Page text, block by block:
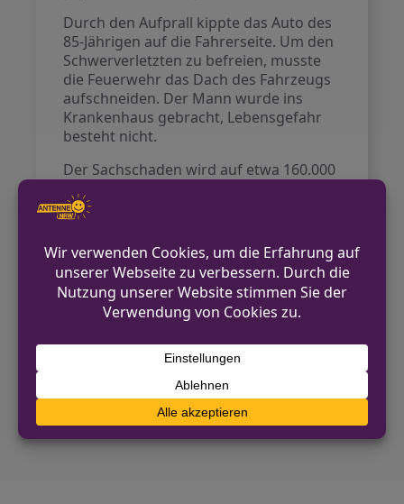
Durch den Aufprall kippte das Auto des
85-Jährigen auf die Fahrerseite. Um den
Schwerverletzten zu befreien, musste
die Feuerwehr das Dach des Fahrzeugs
aufschneiden. Der Mann wurde ins
Krankenhaus gebracht, Lebensgefahr
besteht nicht.
Der Sachschaden wird auf etwa 160.000
Unfallursache sind im Gange.
VORHERIGER BEITRAG
Direktkandidat im Stadtwald
NÄCHSTER BEITRAG
Münster: Landwirte setzen auf gegenseitige
Rücksicht im Verkehr